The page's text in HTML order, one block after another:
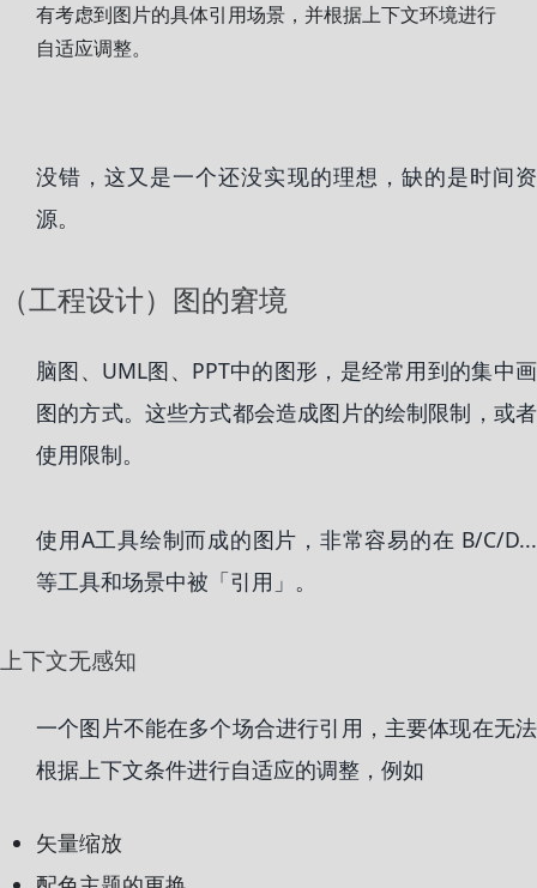
有考虑到图片的具体引用场景，并根据上下文环境进行
自适应调整。
没错，这又是一个还没实现的理想，缺的是时间资
源。
（工程设计）图的窘境
脑图、UML图、PPT中的图形，是经常用到的集中画
图的方式。这些方式都会造成图片的绘制限制，或者
使用限制。
使用A工具绘制而成的图片，非常容易的在 B/C/D...
等工具和场景中被「引用」。
上下文无感知
一个图片不能在多个场合进行引用，主要体现在无法
根据上下文条件进行自适应的调整，例如
矢量缩放